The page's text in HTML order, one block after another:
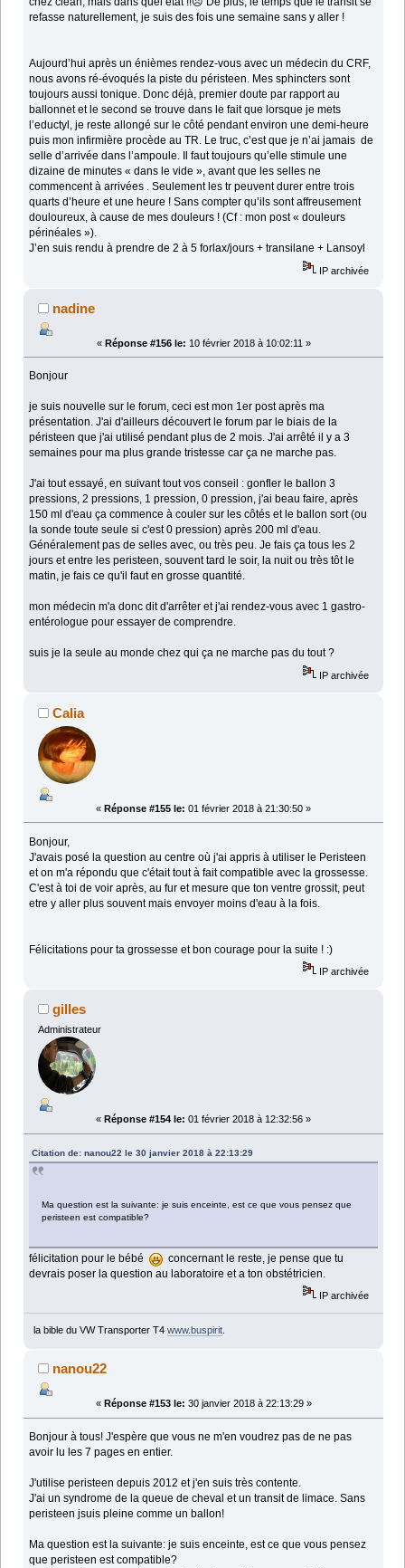
refasse naturellement, je suis des fois une semaine sans y aller !
Aujourd’hui après un énièmes rendez-vous avec un médecin du CRF,
nous avons ré-évoqués la piste du péristeen. Mes sphincters sont
toujours aussi tonique. Donc déjà, premier doute par rapport au
ballonnet et le second se trouve dans le fait que lorsque je mets
l’eductyl, je reste allongé sur le côté pendant environ une demi-heure
puis mon infirmière procède au TR. Le truc, c’est que je n’ai jamais de
selle d’arrivée dans l’ampoule. Il faut toujours qu’elle stimule une
dizaine de minutes « dans le vide », avant que les selles ne
commencent à arrivées . Seulement les tr peuvent durer entre trois
quarts d’heure et une heure ! Sans compter qu’ils sont affreusement
douloureux, à cause de mes douleurs ! (Cf : mon post « douleurs
périnéales »).
J’en suis rendu à prendre de 2 à 5 forlax/jours + transilane + Lansoyl
IP archivée
nadine
« Réponse #156 le: 10 février 2018 à 10:02:11 »
Bonjour
je suis nouvelle sur le forum, ceci est mon 1er post après ma
présentation. J'ai d'ailleurs découvert le forum par le biais de la
péristeen que j'ai utilisé pendant plus de 2 mois. J'ai arrêté il y a 3
semaines pour ma plus grande tristesse car ça ne marche pas.
J'ai tout essayé, en suivant tout vos conseil : gonfler le ballon 3
pressions, 2 pressions, 1 pression, 0 pression, j'ai beau faire, après
150 ml d'eau ça commence à couler sur les côtés et le ballon sort (ou
la sonde toute seule si c'est 0 pression) après 200 ml d'eau.
Généralement pas de selles avec, ou très peu. Je fais ça tous les 2
jours et entre les peristeen, souvent tard le soir, la nuit ou très tôt le
matin, je fais ce qu'il faut en grosse quantité.
mon médecin m'a donc dit d'arrêter et j'ai rendez-vous avec 1 gastro-
entérologue pour essayer de comprendre.
suis je la seule au monde chez qui ça ne marche pas du tout ?
IP archivée
Calia
« Réponse #155 le: 01 février 2018 à 21:30:50 »
Bonjour,
J'avais posé la question au centre où j'ai appris à utiliser le Peristeen
et on m'a répondu que c'était tout à fait compatible avec la grossesse.
C'est à toi de voir après, au fur et mesure que ton ventre grossit, peut
etre y aller plus souvent mais envoyer moins d'eau à la fois.
Félicitations pour ta grossesse et bon courage pour la suite ! :)
IP archivée
gilles
Administrateur
« Réponse #154 le: 01 février 2018 à 12:32:56 »
Citation de: nanou22 le 30 janvier 2018 à 22:13:29
Ma question est la suivante: je suis enceinte, est ce que vous pensez que
peristeen est compatible?
félicitation pour le bébé
concernant le reste, je pense que tu
devrais poser la question au laboratoire et a ton obstétricien.
IP archivée
la bible du VW Transporter T4 www.buspirit.
nanou22
« Réponse #153 le: 30 janvier 2018 à 22:13:29 »
Bonjour à tous! J'espère que vous ne m'en voudrez pas de ne pas
avoir lu les 7 pages en entier.
J'utilise peristeen depuis 2012 et j'en suis très contente.
J'ai un syndrome de la queue de cheval et un transit de limace. Sans
peristeen jsuis pleine comme un ballon!
Ma question est la suivante: je suis enceinte, est ce que vous pensez
que peristeen est compatible?